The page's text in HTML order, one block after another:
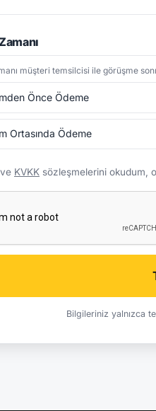
müşteri temsilcisi ile görüşme
Önce Ödeme
Ortasında Ödeme
ve KVKK sözleşmelerini okudum,
Bilgileriniz yalnızca